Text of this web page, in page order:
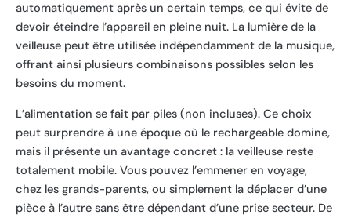
automatiquement après un certain temps, ce qui évite de
devoir éteindre l’appareil en pleine nuit. La lumière de la
veilleuse peut être utilisée indépendamment de la musique,
offrant ainsi plusieurs combinaisons possibles selon les
besoins du moment.
L’alimentation se fait par piles (non incluses). Ce choix
peut surprendre à une époque où le rechargeable domine,
mais il présente un avantage concret : la veilleuse reste
totalement mobile. Vous pouvez l’emmener en voyage,
chez les grands-parents, ou simplement la déplacer d’une
pièce à l’autre sans être dépendant d’une prise secteur. De